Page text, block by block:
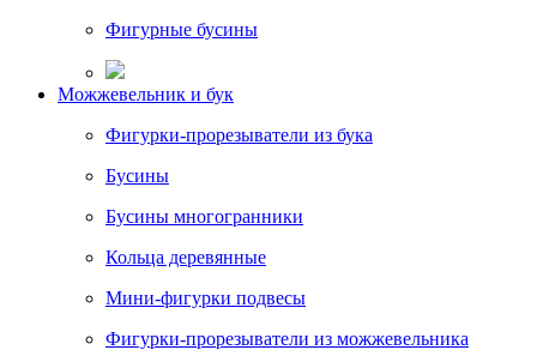
Фигурные бусины
Можжевельник и бук
Фигурки-прорезыватели из бука
Бусины
Бусины многогранники
Кольца деревянные
Мини-фигурки подвесы
Фигурки-прорезыватели из можжевельника